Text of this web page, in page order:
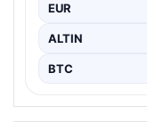
EUR
ALTIN
BTC